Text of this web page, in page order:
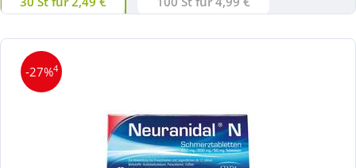
-27%4